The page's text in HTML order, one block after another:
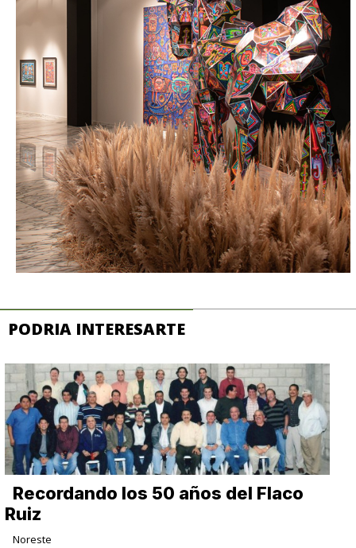
PODRIA INTERESARTE
Recordando los 50 años del Flaco
Ruiz
Noreste